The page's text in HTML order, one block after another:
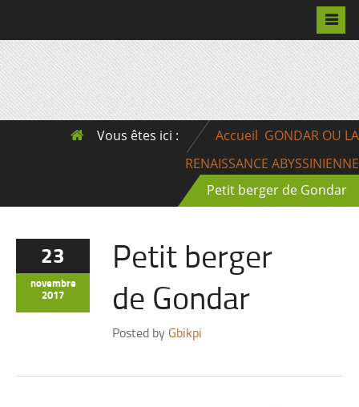
Vous êtes ici : Accueil GONDAR OU LA
RENAISSANCE ABYSSINIENNE
Petit berger de Gondar
23
novembre
2017
Petit berger
de Gondar
Posted by Gbikpi